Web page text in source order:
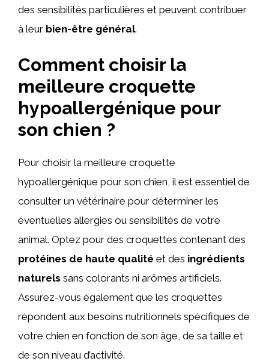
des sensibilités particulières et peuvent contribuer
à leur bien-être général.
Comment choisir la
meilleure croquette
hypoallergénique pour
son chien ?
Pour choisir la meilleure croquette
hypoallergénique pour son chien, il est essentiel de
consulter un vétérinaire pour déterminer les
éventuelles allergies ou sensibilités de votre
animal. Optez pour des croquettes contenant des
protéines de haute qualité et des ingrédients
naturels sans colorants ni arômes artificiels.
Assurez-vous également que les croquettes
répondent aux besoins nutritionnels spécifiques de
votre chien en fonction de son âge, de sa taille et
de son niveau d’activité.